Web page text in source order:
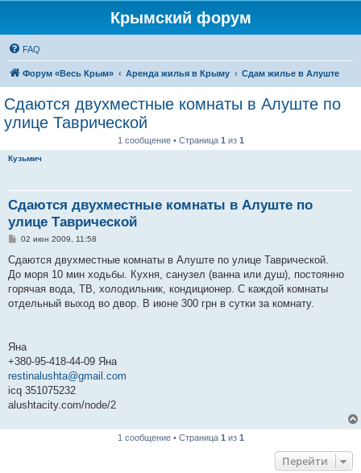
Крымский форум
FAQ
Форум «Весь Крым» Аренда жилья в Крыму Сдам жилье в Алуште
Сдаются двухместные комнаты в Алуште по
улице Таврической
1 сообщение • Страница 1 из 1
Кузьмич
Сдаются двухместные комнаты в Алуште по
улице Таврической
С
о
б
щ
е
н
и
02 июн 2009, 11:58
Сдаются двухместные комнаты в Алуште по улице Таврической.
До моря 10 мин ходьбы. Кухня, санузел (ванна или душ), постоянно
горячая вода, ТВ, холодильник, кондиционер. С каждой комнаты
отдельный выход во двор. В июне 300 грн в сутки за комнату.
Яна
+380-95-418-44-09 Яна
restinalushta@gmail.com
icq 351075232
alushtacity.com/node/2
1 сообщение • Страница 1 из 1
Перейти